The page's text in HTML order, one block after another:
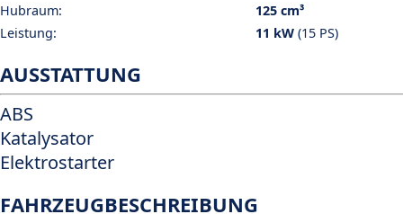
Hubraum:
125 cm³
Leistung:
11 kW (15 PS)
AUSSTATTUNG
ABS
Katalysator
Elektrostarter
FAHRZEUGBESCHREIBUNG